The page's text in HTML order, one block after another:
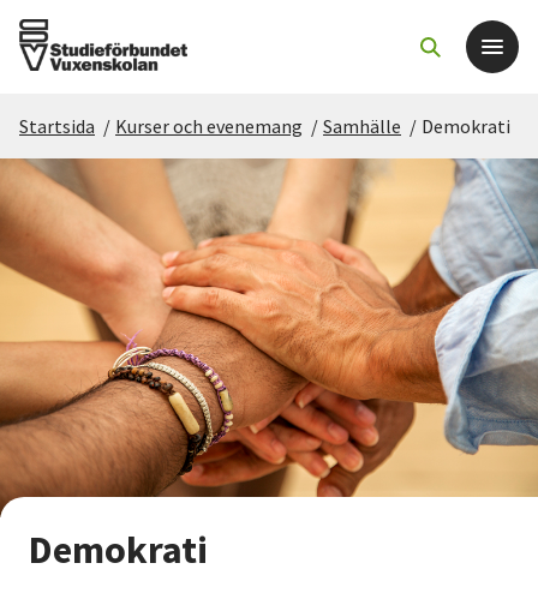
Det här gör vi
För dig som
Sök kurser och evenemang
Om SV
Starta studiecirkel
Cirkelledare
Nyheter
Startsida / Kurser och evenemang / Samhälle / Demokrati
Demokrati